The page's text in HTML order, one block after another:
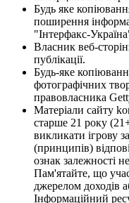
Будь яке
поширення
"Інтерфакс-
Власник веб-
публікації.
Будь-яке
фотографічних
правовласника
Матеріали сайту
старше 21 року
викликати ігрову
(принципів)
ознак залежності
Пам'ятайте, що
джерелом доходів
Інформаційний